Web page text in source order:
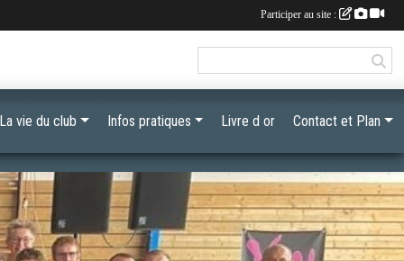
vie du club Infos pratiques Livre d or Contact et Plan
Participer au site :